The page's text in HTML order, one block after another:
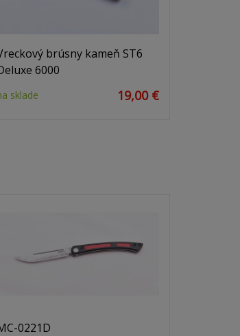
brúsny kameň ST6
6000
sklade 19,00 €
0221D